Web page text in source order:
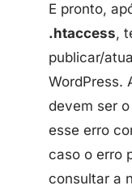
E pronto,
.htaccess,
publicar/
WordPress.
devem ser
esse erro
caso o erro
consultar a